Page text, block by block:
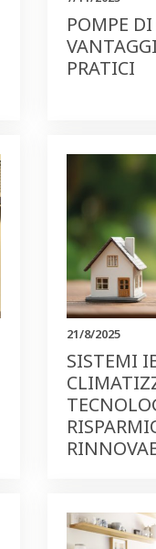
POMPE DI
PRATICI
21/8/2025
SISTEMI